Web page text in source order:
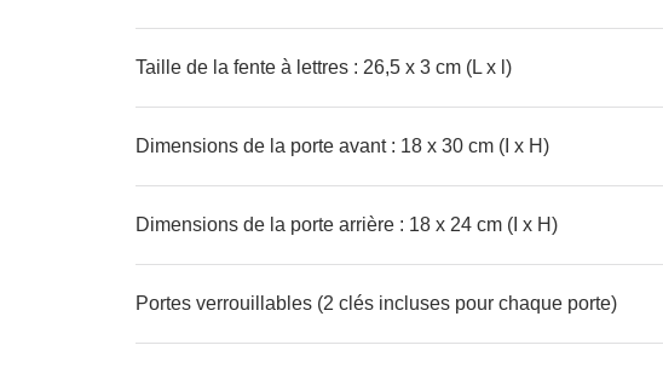
Taille de la fente à lettres : 26,5 x 3 cm (L x l)
Dimensions de la porte avant : 18 x 30 cm (I x H)
Dimensions de la porte arrière : 18 x 24 cm (I x H)
Portes verrouillables (2 clés incluses pour chaque porte)